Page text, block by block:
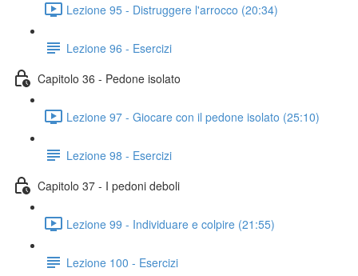
Lezione 95 - Distruggere l'arrocco (20:34)
Lezione 96 - Esercizi
Capitolo 36 - Pedone isolato
Lezione 97 - Giocare con il pedone isolato (25:10)
Lezione 98 - Esercizi
Capitolo 37 - I pedoni deboli
Lezione 99 - Individuare e colpire (21:55)
Lezione 100 - Esercizi